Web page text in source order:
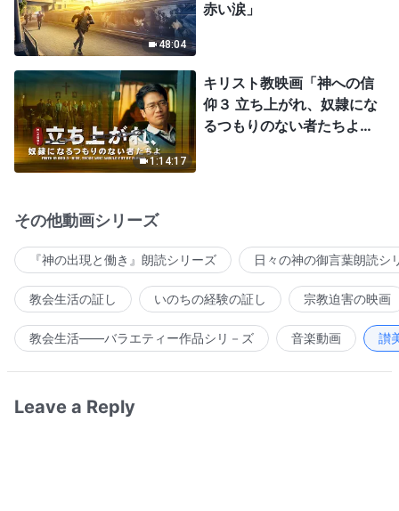
48:04
赤い涙」
1:14:17
キリスト教映画「神への信
仰３ 立ち上がれ、奴隷にな
るつもりのない者たちよ」
その他動画シリーズ
『神の出現と働き』朗読シリーズ 日々の神の御言葉朗読シ
教会生活の証し いのちの経験の証し 宗教迫害の映画
教会生活――バラエティー作品シリ－ズ 音楽動画 讃
Leave a Reply